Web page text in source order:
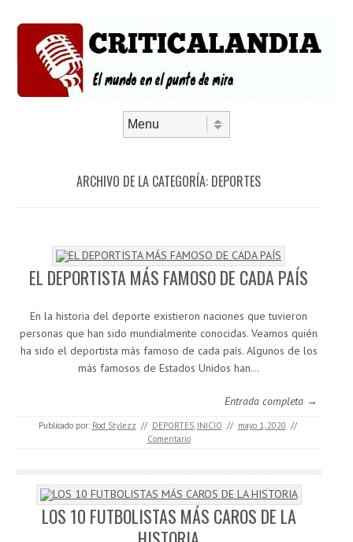
ARCHIVO DE LA CATEGORÍA: DEPORTES
EL DEPORTISTA MÁS FAMOSO DE CADA PAÍS
En la historia del deporte existieron naciones que tuvieron
personas que han sido mundialmente conocidas. Veamos quién
ha sido el deportista más famoso de cada país. Algunos de los
más famosos de Estados Unidos han…
Entrada completa →
Publicado por: Rod Stylezz // DEPORTES, INICIO // mayo 1, 2020 //
Comentario
LOS 10 FUTBOLISTAS MÁS CAROS DE LA